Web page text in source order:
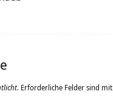
Erforderliche Felder sind mit